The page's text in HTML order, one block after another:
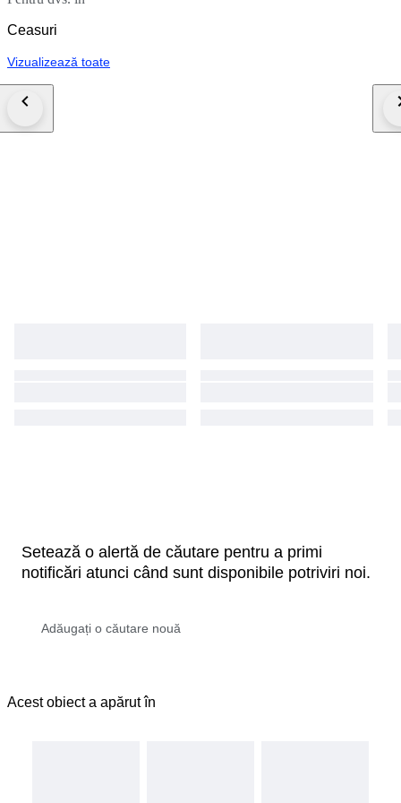
Ceasuri
Vizualizează toate
Setează o alertă de căutare pentru a primi
notificări atunci când sunt disponibile potriviri noi.
Acest obiect a apărut în